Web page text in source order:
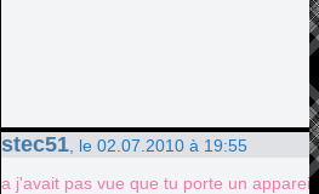
stec51 , le 02.07.2010 à 19:55
a j'avait pas vue que tu porte un